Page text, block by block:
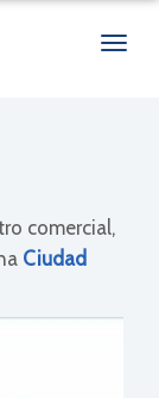
comercial,
Ciudad